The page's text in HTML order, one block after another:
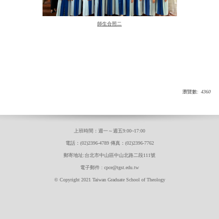
師生合照二
瀏覽數: 4360
上班時間：週一～週五9:00~17:00
電話：(02)2396-4789 傳真：(02)2396-7762
郵寄地址:台北市中山區中山北路二段111號
電子郵件 : cpce@tgst.edu.tw
© Copyright 2021 Taiwan Graduate School of Theology